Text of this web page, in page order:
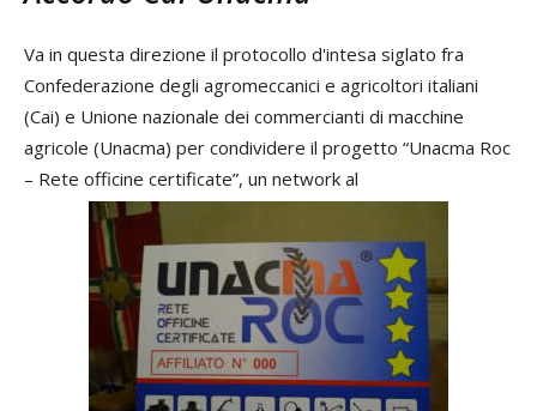
Va in questa direzione il protocollo d'intesa siglato fra
Confederazione degli agromeccanici e agricoltori italiani
(Cai) e Unione nazionale dei commercianti di macchine
agricole (Unacma) per condividere il progetto “Unacma Roc
– Rete officine certificate”, un network al